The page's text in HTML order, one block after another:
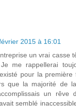
2015 à 16:01
un vrai casse
me rappellerai
pour la première
que la majorité de
un rêve
semblé